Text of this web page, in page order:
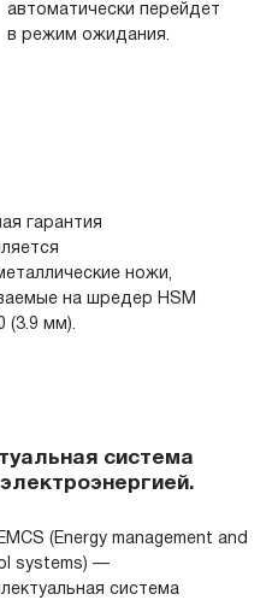
автоматически перейдет
в режим ожидания.
гарантия
ножи,
на шредер HSM
(3.9 мм).
система
(Energy management and
systems) —
система